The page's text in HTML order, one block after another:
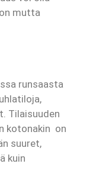
mutta
runsaasta
Tilaisuuden
kotonakin on
suuret,
kuin